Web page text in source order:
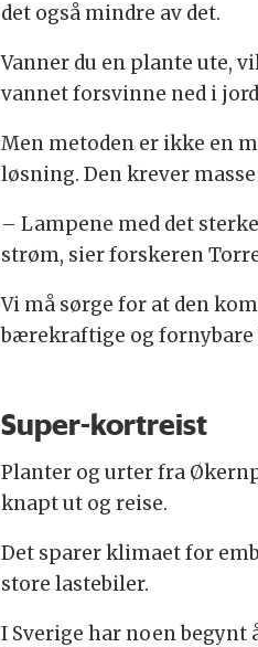
det også mindre av det.
Vanner du en plante ute,
vannet forsvinne ned i
Men metoden er ikke en
løsning. Den krever
– Lampene med det
strøm, sier forskeren
Vi må sørge for at den
bærekraftige og
Super-kortreist
Planter og urter fra
knapt ut og reise.
Det sparer klimaet for
store lastebiler.
I Sverige har noen begynt